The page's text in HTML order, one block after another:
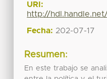
URI:
http://
Fecha: 202-07-17
Resumen:
En este trabajo se